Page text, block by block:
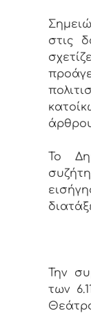
στις
Το
Την
των